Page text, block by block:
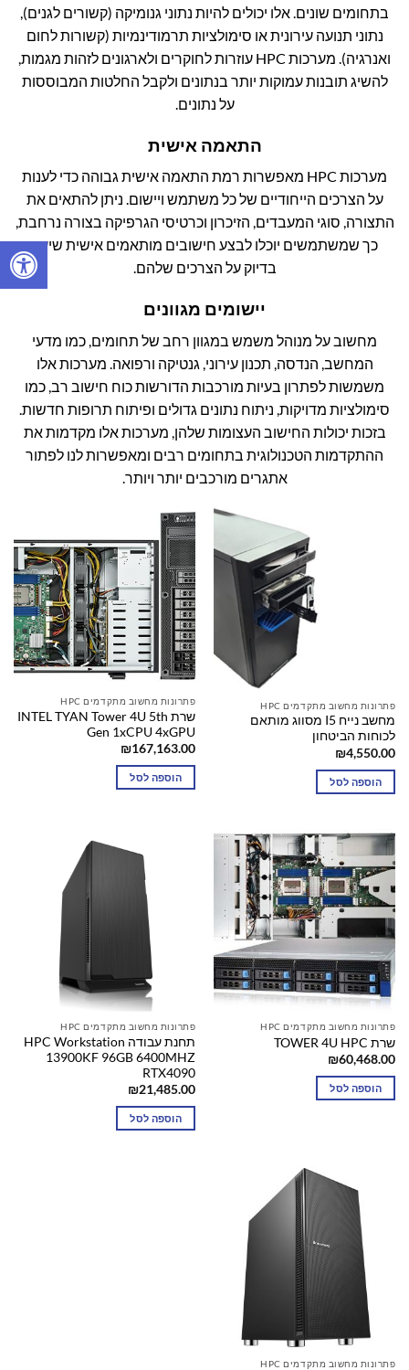
בתחומים שונים. אלו יכולים להיות נתוני גנומיקה (קשורים לגנים),
נתוני תנועה עירונית או סימולציות תרמודינמיות (קשורות לחום
ואנרגיה). מערכות HPC עוזרות לחוקרים ולארגונים לזהות מגמות,
להשיג תובנות עמוקות יותר בנתונים ולקבל החלטות המבוססות
על נתונים.
התאמה אישית
מערכות HPC מאפשרות רמת התאמה אישית גבוהה כדי לענות
על הצרכים הייחודיים של כל משתמש ויישום. ניתן להתאים את
התצורה, סוגי המעבדים, הזיכרון וכרטיסי הגרפיקה בצורה נרחבת,
כך שמשתמשים יוכלו לבצע חישובים מותאמים אישית שיענו
בדיוק על הצרכים שלהם.
יישומים מגוונים
מחשוב על מנוהל משמש במגוון רחב של תחומים, כמו מדעי
המחשב, הנדסה, תכנון עירוני, גנטיקה ורפואה. מערכות אלו
משמשות לפתרון בעיות מורכבות הדורשות כוח חישוב רב, כמו
סימולציות מדויקות, ניתוח נתונים גדולים ופיתוח תרופות חדשות.
בזכות יכולות החישוב העצומות שלהן, מערכות אלו מקדמות את
ההתקדמות הטכנולוגית בתחומים רבים ומאפשרות לנו לפתור
אתגרים מורכבים יותר ויותר.
פתרונות מחשוב מתקדמים HPC
מחשב נייח I5 מסווג מותאם
לכוחות הביטחון
₪4,550.00
הוספה לסל
פתרונות מחשוב מתקדמים HPC
שרת INTEL TYAN Tower 4U 5th
Gen 1xCPU 4xGPU
₪167,163.00
הוספה לסל
פתרונות מחשוב מתקדמים HPC
שרת TOWER 4U HPC
₪60,468.00
הוספה לסל
פתרונות מחשוב מתקדמים HPC
תחנת עבודה HPC Workstation
13900KF 96GB 6400MHZ
RTX4090
₪21,485.00
הוספה לסל
פתרונות מחשוב מתקדמים HPC